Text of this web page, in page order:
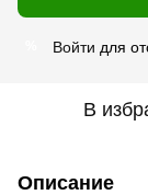
Войти для
В
Описание